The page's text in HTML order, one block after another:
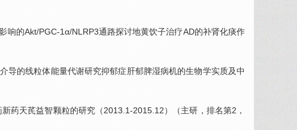
响的Akt/PGC-1α/NLRP3通路探讨地黄饮子治疗AD的补肾化痰作
导的线粒体能量代谢研究抑郁症肝郁脾湿病机的生物学实质及中
药天芪益智颗粒的研究（2013.1-2015.12）（主研，排名第2，